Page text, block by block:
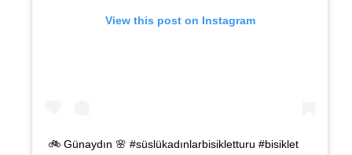
View this post on Instagram
🚲 Günaydın 🌸 #süslükadınlarbisikletturu #bisiklet